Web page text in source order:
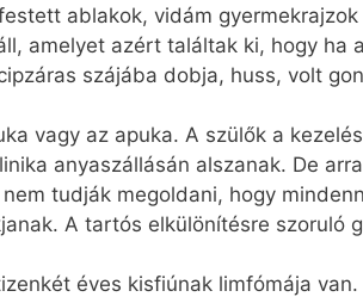
ablakok, vidám
amelyet azért találtak ki, hogy ha
szájába dobja, huss, volt
vagy az apuka. A szülők a
anyaszállásán alszanak. De
tudják megoldani, hogy
A tartós elkülönítésre szoruló
éves kisfiúnak lim­fó­mája van.